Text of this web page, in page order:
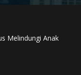
Melindungi Anak